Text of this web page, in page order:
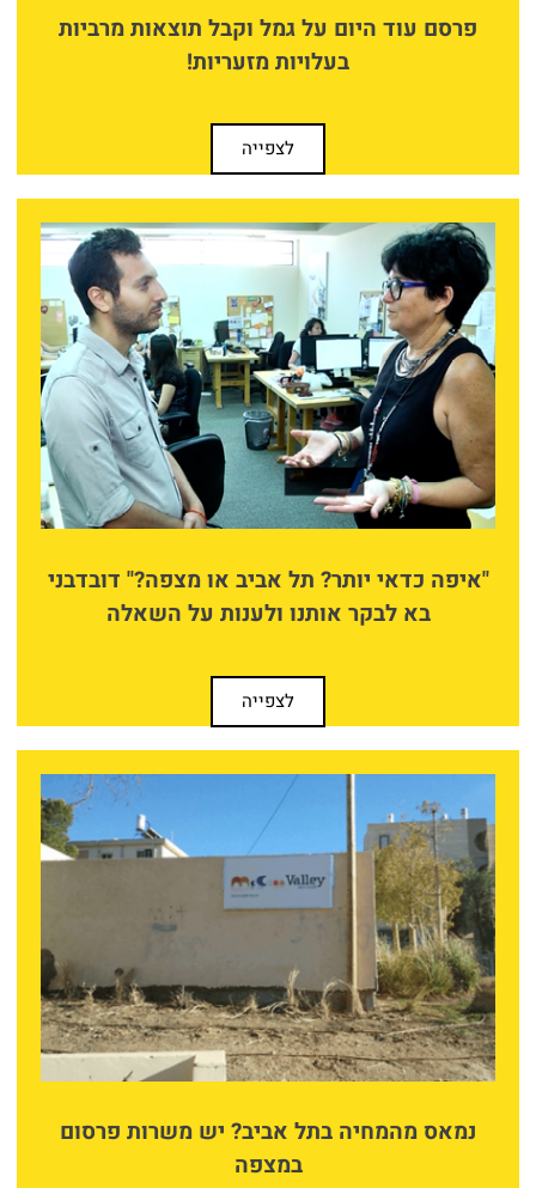
פרסם עוד היום על גמל וקבל תוצאות מרביות
בעלויות מזעריות!
לצפייה
"איפה כדאי יותר? תל אביב או מצפה?" דובדבני
בא לבקר אותנו ולענות על השאלה
לצפייה
נמאס מהמחיה בתל אביב? יש משרות פרסום
במצפה